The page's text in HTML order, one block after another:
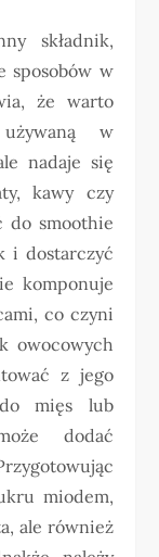
składnik,
sposobów w
że warto
w
nadaje się
kawy czy
do smoothie
i dostarczyć
komponuje
co czyni
owocowych
z jego
do mięs lub
dodać
miodem,
ale również